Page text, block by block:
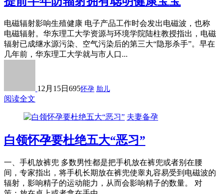
电磁辐射影响生殖健康 电子产品工作时会发出电磁波，也称
电磁辐射。华东理工大学资源与环境学院陆柱教授指出，电磁
辐射已成继水源污染、空气污染后的第三大“隐形杀手”。早在
几年前，华东理工大学就与市人口...
12月15日 695怀孕 胎儿
阅读全文
夫妻备孕
白领怀孕要杜绝五大“恶习”
一、手机放裤兜 多数男性都是把手机放在裤兜或者别在腰
间，专家指出，将手机长期放在裤兜使睾丸容易受到电磁波的
辐射，影响精子的运动能力，从而会影响精子的数量。 对